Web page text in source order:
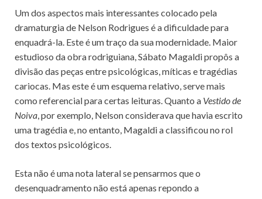
Um dos aspectos mais interessantes colocado pela
dramaturgia de Nelson Rodrigues é a dificuldade para
enquadrá-la. Este é um traço da sua modernidade. Maior
estudioso da obra rodriguiana, Sábato Magaldi propôs a
divisão das peças entre psicológicas, míticas e tragédias
cariocas. Mas este é um esquema relativo, serve mais
como referencial para certas leituras. Quanto a Vestido de
Noiva, por exemplo, Nelson considerava que havia escrito
uma tragédia e, no entanto, Magaldi a classificou no rol
dos textos psicológicos.
Esta não é uma nota lateral se pensarmos que o
desenquadramento não está apenas repondo a